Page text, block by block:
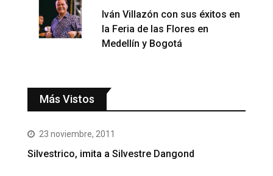
Iván Villazón con sus éxitos en
la Feria de las Flores en
Medellín y Bogotá
Más Vistos
23 noviembre, 2011
Silvestrico, imita a Silvestre Dangond